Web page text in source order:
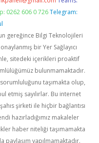
0262 606 0 726 Telegram:
gereğince Bilgi Teknolojileri
bir Yer Sağlayıcı
sitedeki içerikleri proaktif
bulunmamaktadır.
taşımakta olup,
etmiş sayılırlar. Bu internet
şirketi ile hiçbir bağlantısı
hazırladığımız makaleler
haber niteliği taşımamakta
paylaşım yapılmamaktadır.